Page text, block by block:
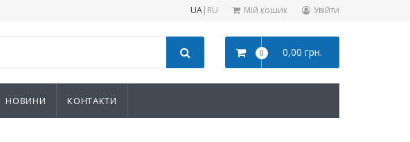
UA| RU Мій кошик Увійти
0 0,00 грн.
НОВИНИ КОНТАКТИ